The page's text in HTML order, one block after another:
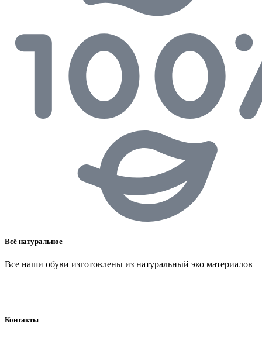
Всё натуральное
Все наши обуви изготовлены из натуральный эко материалов
Контакты